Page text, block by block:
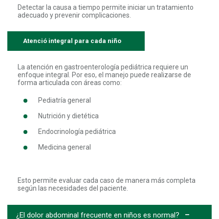
Detectar la causa a tiempo permite iniciar un tratamiento
adecuado y prevenir complicaciones.
Atenció integral para cada niño
La atención en gastroenterología pediátrica requiere un
enfoque integral. Por eso, el manejo puede realizarse de
forma articulada con áreas como:
Pediatría general
Nutrición y dietética
Endocrinología pediátrica
Medicina general
Esto permite evaluar cada caso de manera más completa
según las necesidades del paciente.
¿El dolor abdominal frecuente en niños es normal?